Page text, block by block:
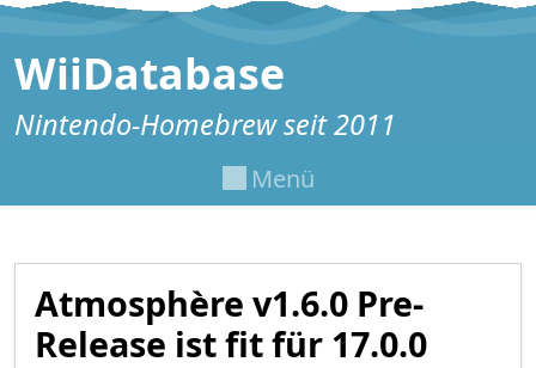
Zum Inhalt springen
WiiDatabase
Nintendo-Homebrew seit 2011
Menü
Atmosphère v1.6.0 Pre-
Release ist fit für 17.0.0